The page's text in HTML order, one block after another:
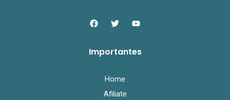
F
a
b
T
w
t
Y
o
u
Importantes
Home
Afiliate